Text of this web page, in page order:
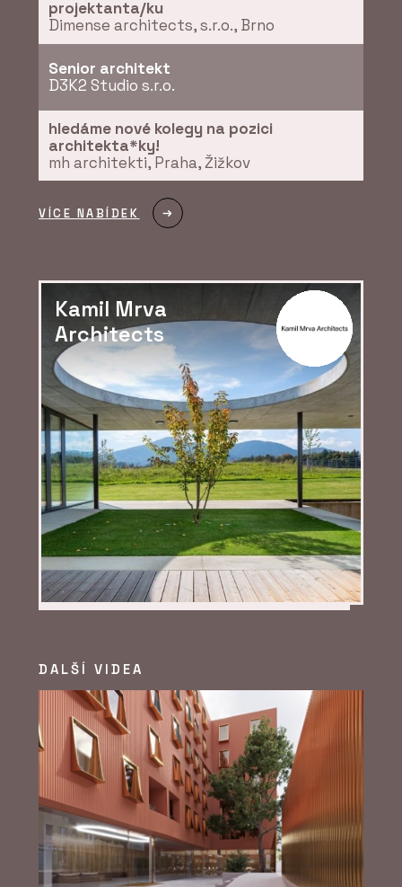
ještě neexistuje.
Rozhovor s Jiřím
Podolským, technickým
O FIRMĚ
ČLÁNKY
„V jižních Čechách
stavíme hlavně byty. Ne
proto, že bychom nechtěli
dělat nic jiného, ale
protože takový je trh,“
říká Pavel Míka z HINTONu
„Monolit není jen
Rozhovor s Romanem
Polzem z HINTONu o
betonu, kreativitě a práci
s architekty
projektanta/ku
Dimense architects, s.r.o., Brno
Senior architekt
D3K2 Studio s.r.o.
hledáme nové kolegy na pozici
architekta*ky!
mh architekti, Praha, Žižkov
VÍCE NABÍDEK
Kamil Mrva
Architects
DALŠÍ VIDEA